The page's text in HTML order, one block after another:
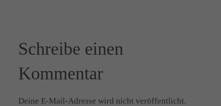
Schreibe einen
Kommentar
Deine E-Mail-Adresse wird nicht veröffentlicht.